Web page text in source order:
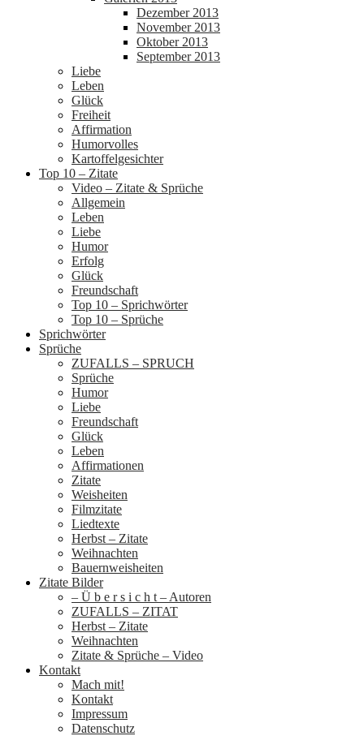
Dezember 2013
November 2013
Oktober 2013
September 2013
Liebe
Leben
Glück
Freiheit
Affirmation
Humorvolles
Kartoffelgesichter
Top 10 – Zitate
Video – Zitate & Sprüche
Allgemein
Leben
Liebe
Humor
Erfolg
Glück
Freundschaft
Top 10 – Sprichwörter
Top 10 – Sprüche
Sprichwörter
Sprüche
ZUFALLS – SPRUCH
Sprüche
Humor
Liebe
Freundschaft
Glück
Leben
Affirmationen
Zitate
Weisheiten
Filmzitate
Liedtexte
Herbst – Zitate
Weihnachten
Bauernweisheiten
Zitate Bilder
– Ü b e r s i c h t – Autoren
ZUFALLS – ZITAT
Herbst – Zitate
Weihnachten
Zitate & Sprüche – Video
Kontakt
Mach mit!
Kontakt
Impressum
Datenschutz